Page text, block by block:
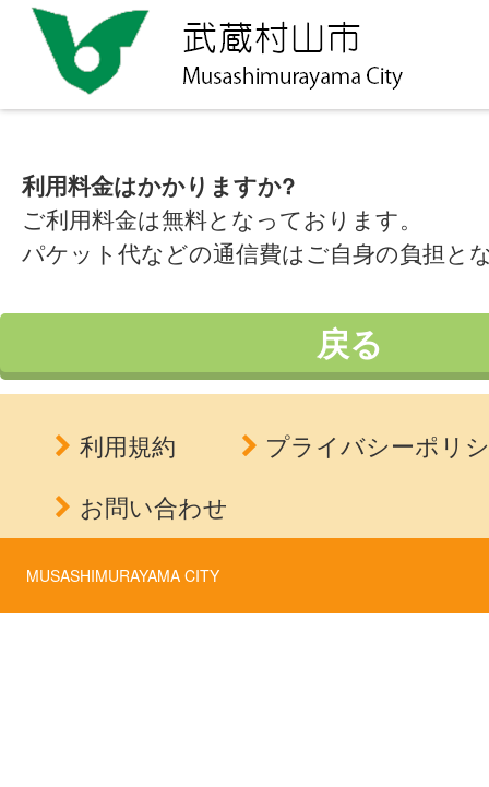
利用料金はかかりますか?
ご利用料金は無料となっております。
パケット代などの通信費はご自身の負担と
戻る
利用規約
プライバシーポリ
お問い合わせ
MUSASHIMURAYAMA CITY